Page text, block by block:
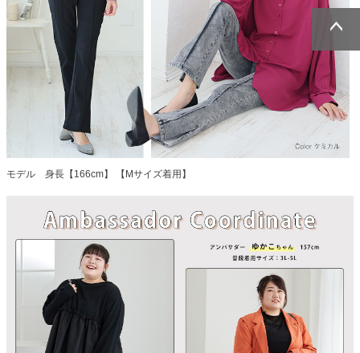
モデル 身長【166cm】 【Mサイズ着用】
ページトッ
プへ
ページトッ
プへ